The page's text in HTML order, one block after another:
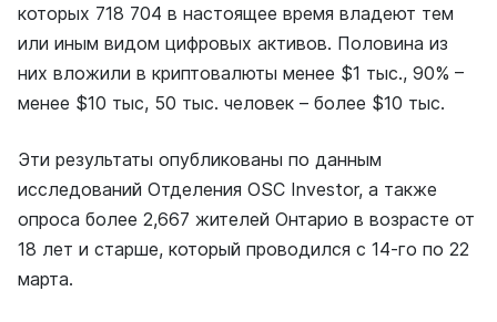
которых 718 704 в настоящее время владеют тем
или иным видом цифровых активов. Половина из
них вложили в криптовалюты менее $1 тыс., 90% –
менее $10 тыс, 50 тыс. человек – более $10 тыс.
Эти результаты опубликованы по данным
исследований Отделения OSC Investor, а также
опроса более 2,667 жителей Онтарио в возрасте от
18 лет и старше, который проводился с 14-го по 22
марта.